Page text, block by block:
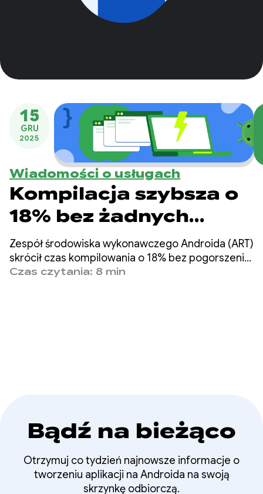
15
GRU
2025
Wiadomości o usługach
Kompilacja szybsza o
18% bez żadnych
kompromisów
Zespół środowiska wykonawczego Androida (ART)
skrócił czas kompilowania o 18% bez pogorszenia
jakości skompilowanego kodu i bez regresji w
Czas czytania: 8 min
Bądź na bieżąco
Otrzymuj co tydzień najnowsze informacje o
tworzeniu aplikacji na Androida na swoją
skrzynkę odbiorczą.